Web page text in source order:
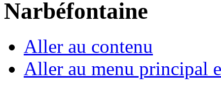
Aller au contenu
Aller au menu principal